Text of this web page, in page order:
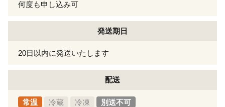
何度も申し込み可
発送期日
20日以内に発送いたします
配送
常温 冷蔵 冷凍 別送不可